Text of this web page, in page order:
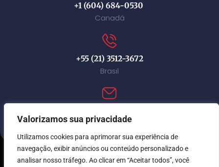
Valorizamos sua privacidade
Utilizamos cookies para aprimorar sua experiência de
navegação, exibir anúncios ou conteúdo personalizado e
analisar nosso tráfego. Ao clicar em “Aceitar todos”, você
+1 (604) 684-0530
Canadá
+55 (21) 3512-3672
Brasil